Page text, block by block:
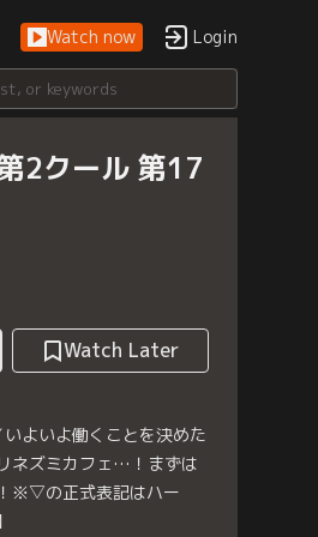
Watch now Login
2クール 第17
Watch Later
よいよ働くことを決めた
ネズミカフェ…！まずは
※▽の正式表記はハー